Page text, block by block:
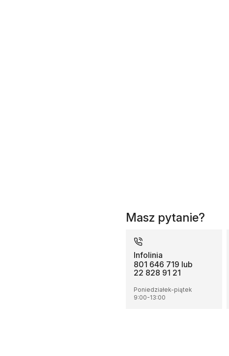
Masz pytanie?
Infolinia
801 646 719 lub
22 828 91 21
Poniedziałek-piątek
9:00-13:00